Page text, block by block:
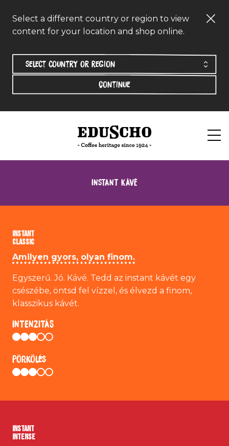
Select a different country or region to view
content for your location and shop online.
Continue
INSTANT KÁVÉ
INSTANT
CLASSIC
Amilyen gyors, olyan finom.
Egyszerű. Jó. Kávé. Tedd az instant kávét egy
csészébe, öntsd fel vízzel, és élvezd a finom,
klasszikus kávét.
INTENZITÁS
Pörkölés
INSTANT
INTENSE